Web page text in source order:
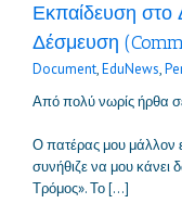
Εκπαίδευση στο
Δέσμευση
Document,EduNews,
Από πολύ νωρίς ήρθα
Ο πατέρας μου μάλλον
συνήθιζε να μου
Τρόμος». Το […]